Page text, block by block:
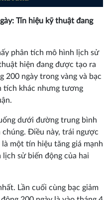
Tín hiệu kỹ thuật đang
phân tích mô hình lịch sử
hiện đang được tạo ra
200 ngày trong vàng và bạc
tích khác nhưng tương
dưới đường trung bình
Điều này, trái ngược
một tín hiệu tăng giá mạnh
lịch sử biến động của hai
Lần cuối cùng bạc giảm